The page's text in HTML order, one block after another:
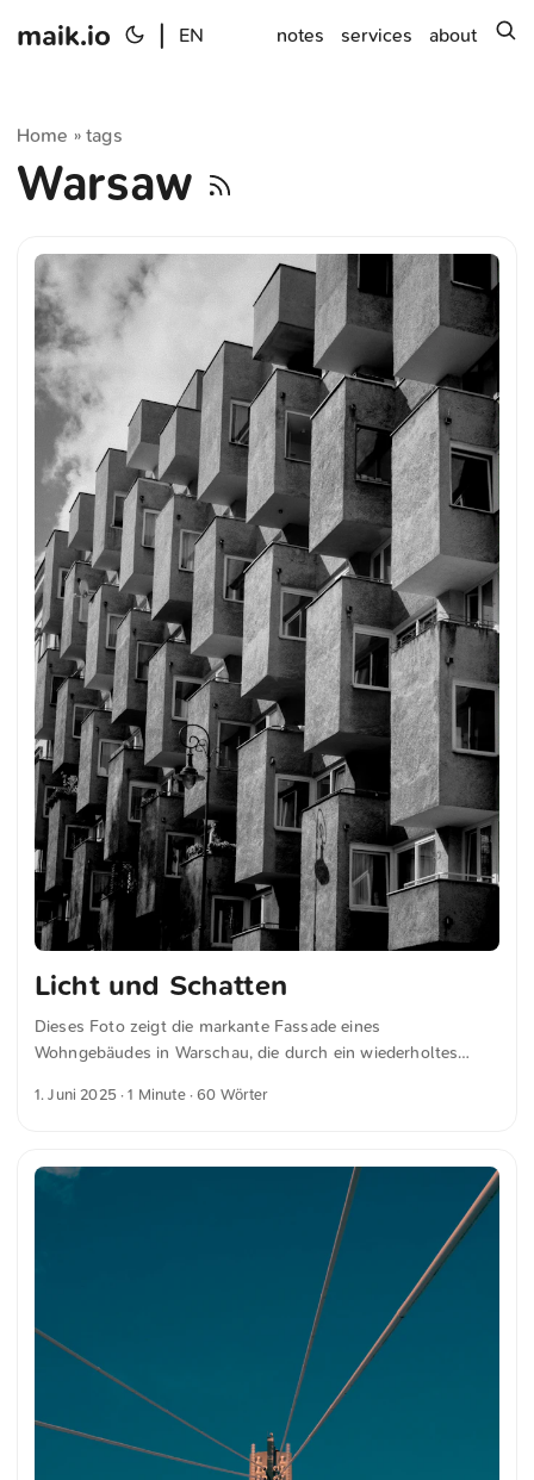
maik.io EN notes services about
Home »tags
Warsaw
Licht und Schatten
Dieses Foto zeigt die markante Fassade eines
Wohngebäudes in Warschau, die durch ein wiederholtes
geprägt ist. Das geometrische Design erzeugt ein
architektonischen Rhythmus. Dies und weitere Fotos kannst
du kostenfrei und in voller Auflösung auf unsplash.com
1. Juni 2025 · 1 Minute · 60 Wörter